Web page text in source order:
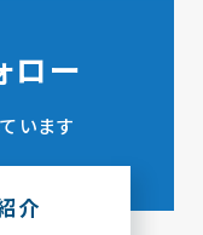
ロー
います
介